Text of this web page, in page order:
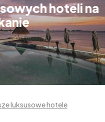
hoteli na
luksusowe hotele